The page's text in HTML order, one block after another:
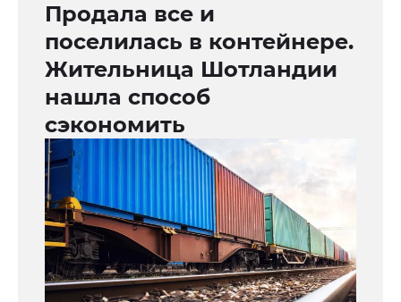
Продала все и
поселилась в контейнере.
Жительница Шотландии
нашла способ
сэкономить